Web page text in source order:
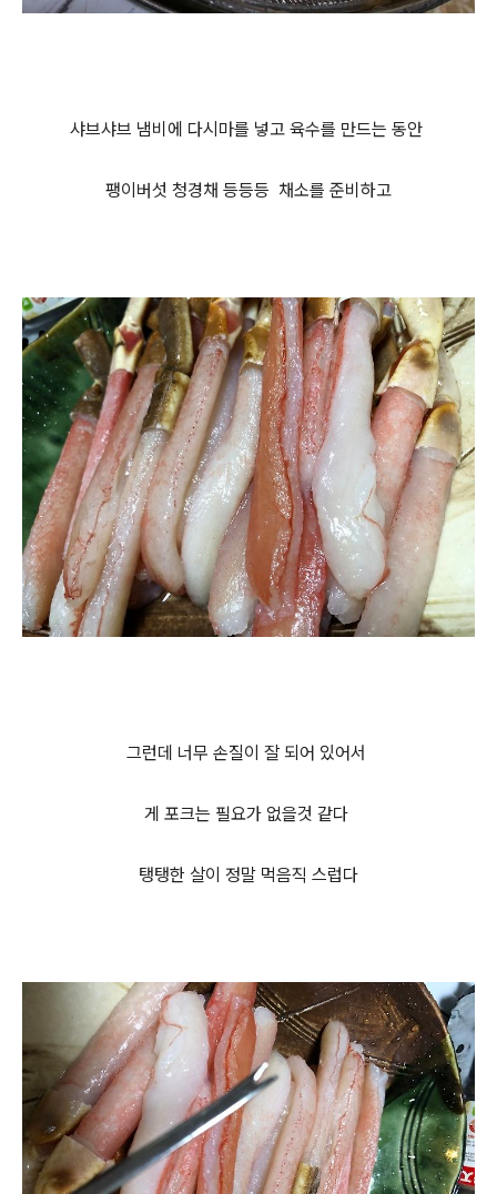
샤브샤브 냄비에 다시마를 넣고 육수를 만드는 동안
팽이버섯 청경채 등등등 채소를 준비하고
그런데 너무 손질이 잘 되어 있어서
게 포크는 필요가 없을것 같다
탱탱한 살이 정말 먹음직 스럽다